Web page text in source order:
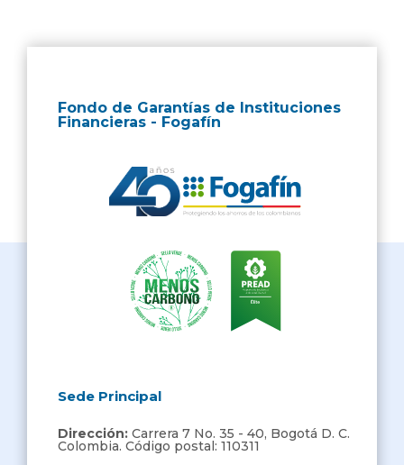
Fondo de Garantías de Instituciones
Financieras - Fogafín
Sede Principal
Dirección:Carrera 7 No. 35 - 40, Bogotá D. C.
Colombia. Código postal: 110311